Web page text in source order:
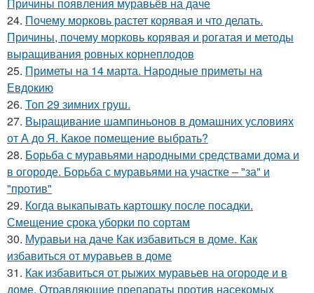
Причины появления муравьёв на даче
24. Почему морковь растет корявая и что делать.
Причины, почему морковь корявая и рогатая и методы
выращивания ровных корнеплодов
25. Приметы на 14 марта. Народные приметы на
Евдокию
26. Топ 29 зимних груш.
27. Выращивание шампиньонов в домашних условиях
от А до Я. Какое помещение выбрать?
28. Борьба с муравьями народными средствами дома и
в огороде. Борьба с муравьями на участке – "за" и
"против"
29. Когда выкапывать картошку после посадки.
Смещение срока уборки по сортам
30. Муравьи на даче Как избавиться в доме. Как
избавиться от муравьев в доме
31. Как избавиться от рыжих муравьев на огороде и в
доме. Отравляющие препараты против насекомых